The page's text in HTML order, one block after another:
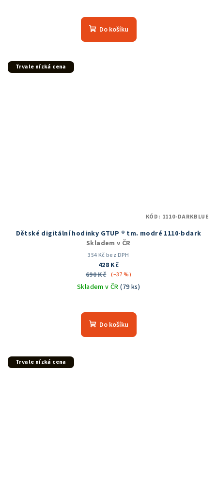
Do košíku
Trvale nízká cena
Dětské digitální hodinky GTUP ® tm. modré 1110-bdark
Skladem v ČR
354 Kč bez DPH
428 Kč
690 Kč (–37 %)
Skladem v ČR(79 ks)
Do košíku
KÓD: 1110-DARKBLUE
Trvale nízká cena